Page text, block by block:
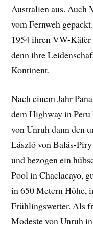
Australien aus. Auch
vom Fernweh
1954 ihren VW-
denn ihre
Kontinent.
Nach einem Jahr
dem Highway in
von Unruh dann den
László von Balás-
und bezogen ein
Pool in Chaclacayo,
in 650 Metern Höhe,
Frühlingswetter. Als
Modeste von Unruh